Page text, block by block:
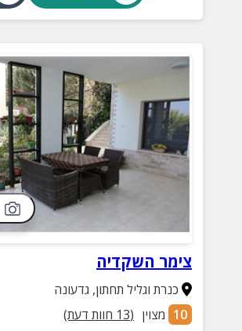
צימר השקדיה
כנרת וגליל תחתון, גדעונה
10 מצוין (
13 חוות דעת)